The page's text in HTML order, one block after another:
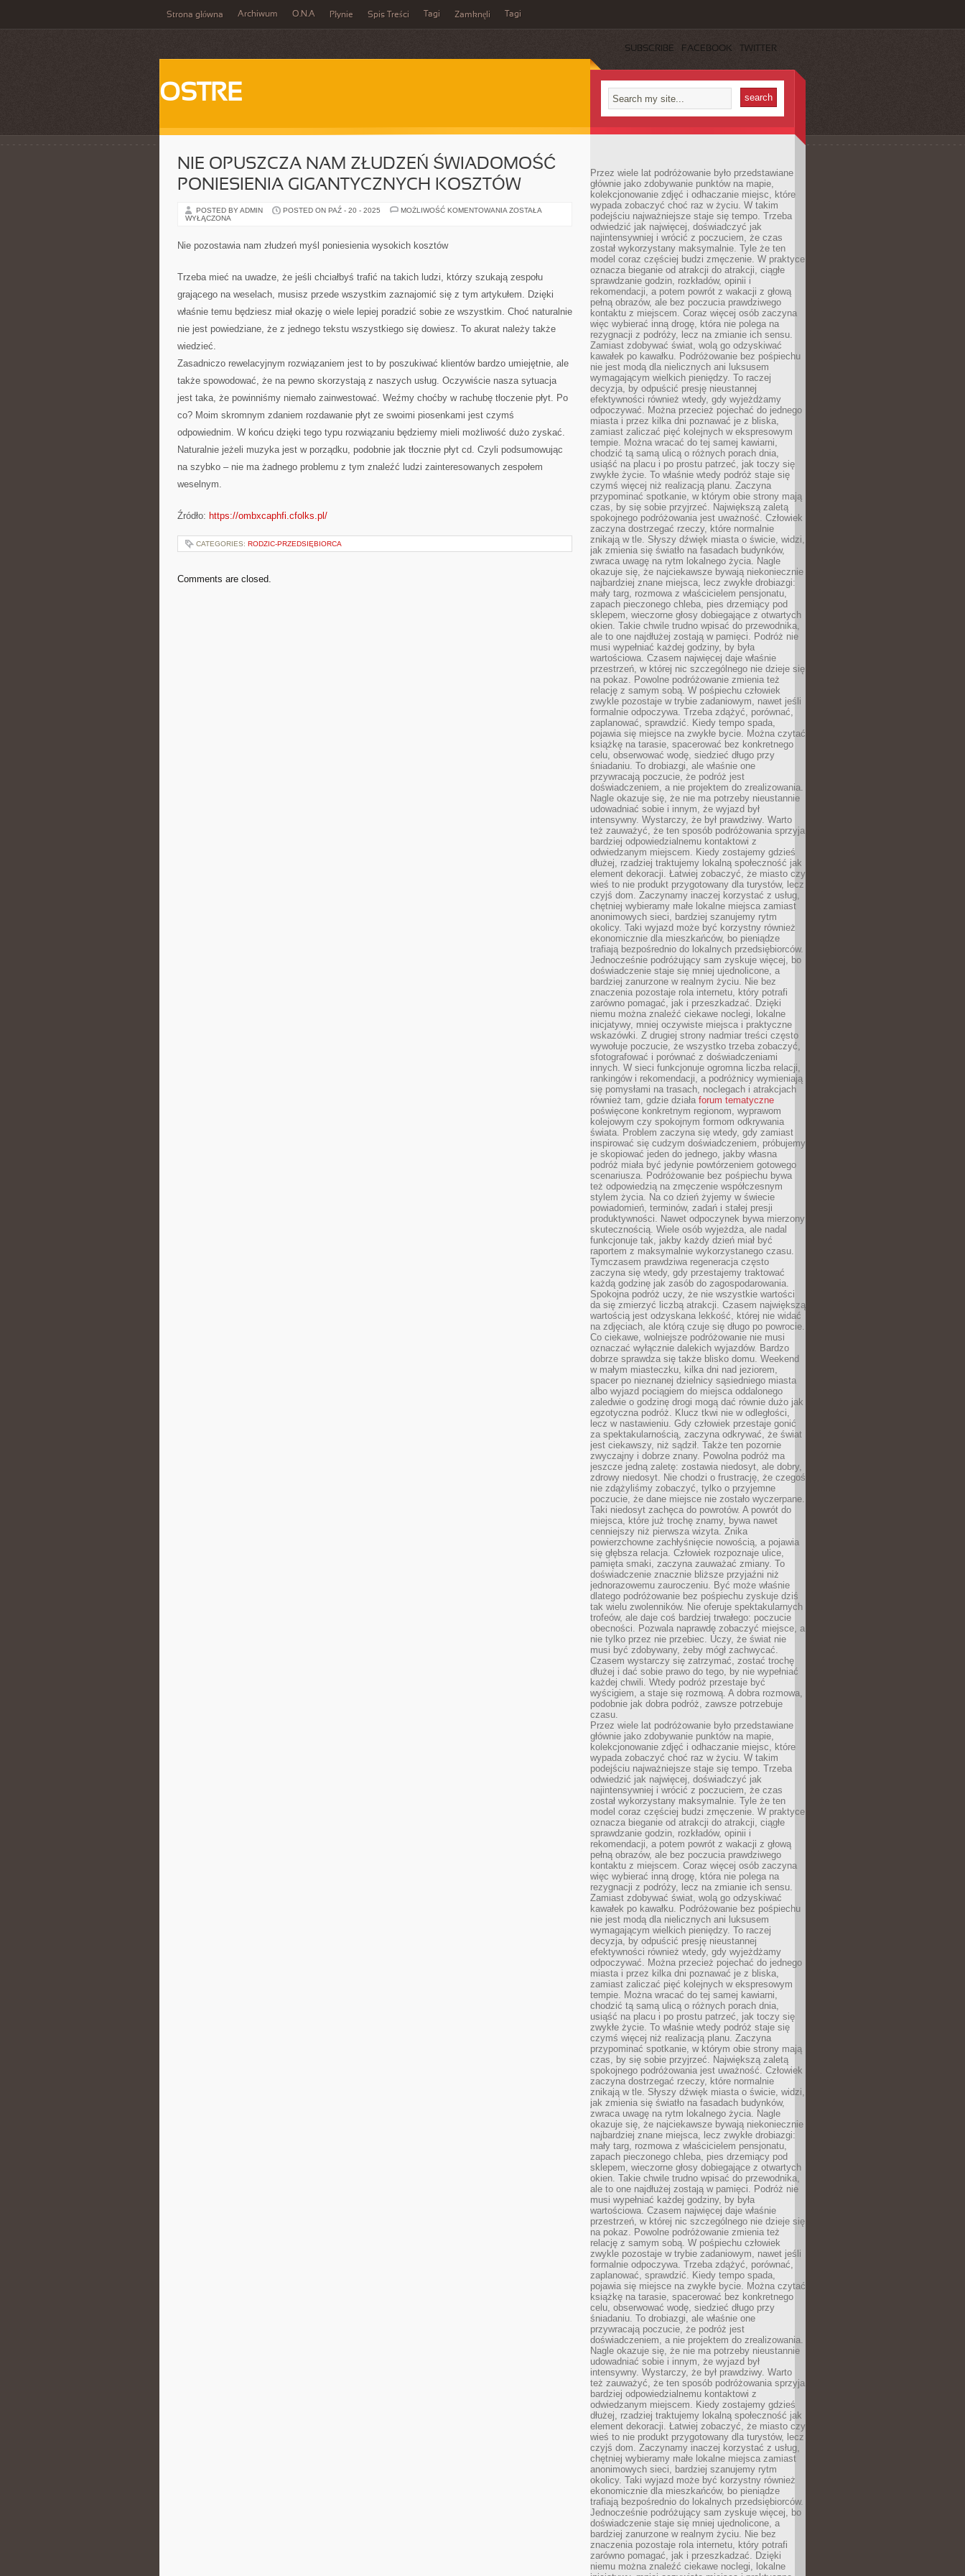
Strona główna Archiwum O.N.A Płynie Spis Treści Tagi Zamknęli Tagi
SUBSCRIBE FACEBOOK TWITTER
OSTRE
NIE OPUSZCZA NAM ZŁUDZEŃ ŚWIADOMOŚĆ
PONIESIENIA GIGANTYCZNYCH KOSZTÓW
POSTED BY ADMIN POSTED ON PAŹ - 20 - 2025 MOŻLIWOŚĆ KOMENTOWANIA NIE
ZOSTAŁA
WYŁĄCZONA
Nie pozostawia nam złudzeń myśl poniesienia wysokich kosztów
Trzeba mieć na uwadze, że jeśli chciałbyś trafić na takich ludzi, którzy szukają zespołu
grającego na weselach, musisz przede wszystkim zaznajomić się z tym artykułem. Dzięki
właśnie temu będziesz miał okazję o wiele lepiej poradzić sobie ze wszystkim. Choć naturalnie
nie jest powiedziane, że z jednego tekstu wszystkiego się dowiesz. To akurat należy także
wiedzieć.
Zasadniczo rewelacyjnym rozwiązaniem jest to by poszukiwać klientów bardzo umiejętnie, ale
także spowodować, że na pewno skorzystają z naszych usług. Oczywiście nasza sytuacja
jest taka, że powinniśmy niemało zainwestować. Weźmy choćby w rachubę tłoczenie płyt. Po
co? Moim skromnym zdaniem rozdawanie płyt ze swoimi piosenkami jest czymś
odpowiednim. W końcu dzięki tego typu rozwiązaniu będziemy mieli możliwość dużo zyskać.
Naturalnie jeżeli muzyka jest w porządku, podobnie jak tłocznie płyt cd. Czyli podsumowując
na szybko – nie ma żadnego problemu z tym znaleźć ludzi zainteresowanych zespołem
weselnym.
Źródło: https://ombxcaphfi.cfolks.pl/
CATEGORIES: RODZIC-PRZEDSIĘBIORCA
Comments are closed.
Przez wiele lat podróżowanie było przedstawiane
głównie jako zdobywanie punktów na mapie,
kolekcjonowanie zdjęć i odhaczanie miejsc, które
wypada zobaczyć choć raz w życiu. W takim
podejściu najważniejsze staje się tempo. Trzeba
odwiedzić jak najwięcej, doświadczyć jak
najintensywniej i wrócić z poczuciem, że czas
został wykorzystany maksymalnie. Tyle że ten
model coraz częściej budzi zmęczenie. W praktyce
oznacza bieganie od atrakcji do atrakcji, ciągłe
sprawdzanie godzin, rozkładów, opinii i
rekomendacji, a potem powrót z wakacji z głową
pełną obrazów, ale bez poczucia prawdziwego
kontaktu z miejscem. Coraz więcej osób zaczyna
więc wybierać inną drogę, która nie polega na
rezygnacji z podróży, lecz na zmianie ich sensu.
Zamiast zdobywać świat, wolą go odzyskiwać
kawałek po kawałku. Podróżowanie bez pośpiechu
nie jest modą dla nielicznych ani luksusem
wymagającym wielkich pieniędzy. To raczej
decyzja, by odpuścić presję nieustannej
efektywności również wtedy, gdy wyjeżdżamy
odpoczywać. Można przecież pojechać do jednego
miasta i przez kilka dni poznawać je z bliska,
zamiast zaliczać pięć kolejnych w ekspresowym
tempie. Można wracać do tej samej kawiarni,
chodzić tą samą ulicą o różnych porach dnia,
usiąść na placu i po prostu patrzeć, jak toczy się
zwykłe życie. To właśnie wtedy podróż staje się
czymś więcej niż realizacją planu. Zaczyna
przypominać spotkanie, w którym obie strony mają
czas, by się sobie przyjrzeć. Największą zaletą
spokojnego podróżowania jest uważność. Człowiek
zaczyna dostrzegać rzeczy, które normalnie
znikają w tle. Słyszy dźwięk miasta o świcie, widzi,
jak zmienia się światło na fasadach budynków,
zwraca uwagę na rytm lokalnego życia. Nagle
okazuje się, że najciekawsze bywają niekoniecznie
najbardziej znane miejsca, lecz zwykłe drobiazgi:
mały targ, rozmowa z właścicielem pensjonatu,
zapach pieczonego chleba, pies drzemiący pod
sklepem, wieczorne głosy dobiegające z otwartych
okien. Takie chwile trudno wpisać do przewodnika,
ale to one najdłużej zostają w pamięci. Podróż nie
musi wypełniać każdej godziny, by była
wartościowa. Czasem najwięcej daje właśnie
przestrzeń, w której nic szczególnego nie dzieje się
na pokaz. Powolne podróżowanie zmienia też
relację z samym sobą. W pośpiechu człowiek
zwykle pozostaje w trybie zadaniowym, nawet jeśli
formalnie odpoczywa. Trzeba zdążyć, porównać,
zaplanować, sprawdzić. Kiedy tempo spada,
pojawia się miejsce na zwykłe bycie. Można czytać
książkę na tarasie, spacerować bez konkretnego
celu, obserwować wodę, siedzieć długo przy
śniadaniu. To drobiazgi, ale właśnie one
przywracają poczucie, że podróż jest
doświadczeniem, a nie projektem do zrealizowania.
Nagle okazuje się, że nie ma potrzeby nieustannie
udowadniać sobie i innym, że wyjazd był
intensywny. Wystarczy, że był prawdziwy. Warto
też zauważyć, że ten sposób podróżowania sprzyja
bardziej odpowiedzialnemu kontaktowi z
odwiedzanym miejscem. Kiedy zostajemy gdzieś
dłużej, rzadziej traktujemy lokalną społeczność jak
element dekoracji. Łatwiej zobaczyć, że miasto czy
wieś to nie produkt przygotowany dla turystów, lecz
czyjś dom. Zaczynamy inaczej korzystać z usług,
chętniej wybieramy małe lokalne miejsca zamiast
anonimowych sieci, bardziej szanujemy rytm
okolicy. Taki wyjazd może być korzystny również
ekonomicznie dla mieszkańców, bo pieniądze
trafiają bezpośrednio do lokalnych przedsiębiorców.
Jednocześnie podróżujący sam zyskuje więcej, bo
doświadczenie staje się mniej ujednolicone, a
bardziej zanurzone w realnym życiu. Nie bez
znaczenia pozostaje rola internetu, który potrafi
zarówno pomagać, jak i przeszkadzać. Dzięki
niemu można znaleźć ciekawe noclegi, lokalne
inicjatywy, mniej oczywiste miejsca i praktyczne
wskazówki. Z drugiej strony nadmiar treści często
wywołuje poczucie, że wszystko trzeba zobaczyć,
sfotografować i porównać z doświadczeniami
innych. W sieci funkcjonuje ogromna liczba relacji,
rankingów i rekomendacji, a podróżnicy wymieniają
się pomysłami na trasach, noclegach i atrakcjach
również tam, gdzie działa forum tematyczne
poświęcone konkretnym regionom, wyprawom
kolejowym czy spokojnym formom odkrywania
świata. Problem zaczyna się wtedy, gdy zamiast
inspirować się cudzym doświadczeniem, próbujemy
je skopiować jeden do jednego, jakby własna
podróż miała być jedynie powtórzeniem gotowego
scenariusza. Podróżowanie bez pośpiechu bywa
też odpowiedzią na zmęczenie współczesnym
stylem życia. Na co dzień żyjemy w świecie
powiadomień, terminów, zadań i stałej presji
produktywności. Nawet odpoczynek bywa mierzony
skutecznością. Wiele osób wyjeżdża, ale nadal
funkcjonuje tak, jakby każdy dzień miał być
raportem z maksymalnie wykorzystanego czasu.
Tymczasem prawdziwa regeneracja często
zaczyna się wtedy, gdy przestajemy traktować
każdą godzinę jak zasób do zagospodarowania.
Spokojna podróż uczy, że nie wszystkie wartości
da się zmierzyć liczbą atrakcji. Czasem największą
wartością jest odzyskana lekkość, której nie widać
na zdjęciach, ale którą czuje się długo po powrocie.
Co ciekawe, wolniejsze podróżowanie nie musi
oznaczać wyłącznie dalekich wyjazdów. Bardzo
dobrze sprawdza się także blisko domu. Weekend
w małym miasteczku, kilka dni nad jeziorem,
spacer po nieznanej dzielnicy sąsiedniego miasta
albo wyjazd pociągiem do miejsca oddalonego
zaledwie o godzinę drogi mogą dać równie dużo jak
egzotyczna podróż. Klucz tkwi nie w odległości,
lecz w nastawieniu. Gdy człowiek przestaje gonić
za spektakularnością, zaczyna odkrywać, że świat
jest ciekawszy, niż sądził. Także ten pozornie
zwyczajny i dobrze znany. Powolna podróż ma
jeszcze jedną zaletę: zostawia niedosyt, ale dobry,
zdrowy niedosyt. Nie chodzi o frustrację, że czegoś
nie zdążyliśmy zobaczyć, tylko o przyjemne
poczucie, że dane miejsce nie zostało wyczerpane.
Taki niedosyt zachęca do powrotów. A powrót do
miejsca, które już trochę znamy, bywa nawet
cenniejszy niż pierwsza wizyta. Znika
powierzchowne zachłyśnięcie nowością, a pojawia
się głębsza relacja. Człowiek rozpoznaje ulice,
pamięta smaki, zaczyna zauważać zmiany. To
doświadczenie znacznie bliższe przyjaźni niż
jednorazowemu zauroczeniu. Być może właśnie
dlatego podróżowanie bez pośpiechu zyskuje dziś
tak wielu zwolenników. Nie oferuje spektakularnych
trofeów, ale daje coś bardziej trwałego: poczucie
obecności. Pozwala naprawdę zobaczyć miejsce, a
nie tylko przez nie przebiec. Uczy, że świat nie
musi być zdobywany, żeby mógł zachwycać.
Czasem wystarczy się zatrzymać, zostać trochę
dłużej i dać sobie prawo do tego, by nie wypełniać
każdej chwili. Wtedy podróż przestaje być
wyścigiem, a staje się rozmową. A dobra rozmowa,
podobnie jak dobra podróż, zawsze potrzebuje
czasu.
Przez wiele lat podróżowanie było przedstawiane
głównie jako zdobywanie punktów na mapie,
kolekcjonowanie zdjęć i odhaczanie miejsc, które
wypada zobaczyć choć raz w życiu. W takim
podejściu najważniejsze staje się tempo. Trzeba
odwiedzić jak najwięcej, doświadczyć jak
najintensywniej i wrócić z poczuciem, że czas
został wykorzystany maksymalnie. Tyle że ten
model coraz częściej budzi zmęczenie. W praktyce
oznacza bieganie od atrakcji do atrakcji, ciągłe
sprawdzanie godzin, rozkładów, opinii i
rekomendacji, a potem powrót z wakacji z głową
pełną obrazów, ale bez poczucia prawdziwego
kontaktu z miejscem. Coraz więcej osób zaczyna
więc wybierać inną drogę, która nie polega na
rezygnacji z podróży, lecz na zmianie ich sensu.
Zamiast zdobywać świat, wolą go odzyskiwać
kawałek po kawałku. Podróżowanie bez pośpiechu
nie jest modą dla nielicznych ani luksusem
wymagającym wielkich pieniędzy. To raczej
decyzja, by odpuścić presję nieustannej
efektywności również wtedy, gdy wyjeżdżamy
odpoczywać. Można przecież pojechać do jednego
miasta i przez kilka dni poznawać je z bliska,
zamiast zaliczać pięć kolejnych w ekspresowym
tempie. Można wracać do tej samej kawiarni,
chodzić tą samą ulicą o różnych porach dnia,
usiąść na placu i po prostu patrzeć, jak toczy się
zwykłe życie. To właśnie wtedy podróż staje się
czymś więcej niż realizacją planu. Zaczyna
przypominać spotkanie, w którym obie strony mają
czas, by się sobie przyjrzeć. Największą zaletą
spokojnego podróżowania jest uważność. Człowiek
zaczyna dostrzegać rzeczy, które normalnie
znikają w tle. Słyszy dźwięk miasta o świcie, widzi,
jak zmienia się światło na fasadach budynków,
zwraca uwagę na rytm lokalnego życia. Nagle
okazuje się, że najciekawsze bywają niekoniecznie
najbardziej znane miejsca, lecz zwykłe drobiazgi:
mały targ, rozmowa z właścicielem pensjonatu,
zapach pieczonego chleba, pies drzemiący pod
sklepem, wieczorne głosy dobiegające z otwartych
okien. Takie chwile trudno wpisać do przewodnika,
ale to one najdłużej zostają w pamięci. Podróż nie
musi wypełniać każdej godziny, by była
wartościowa. Czasem najwięcej daje właśnie
przestrzeń, w której nic szczególnego nie dzieje się
na pokaz. Powolne podróżowanie zmienia też
relację z samym sobą. W pośpiechu człowiek
zwykle pozostaje w trybie zadaniowym, nawet jeśli
formalnie odpoczywa. Trzeba zdążyć, porównać,
zaplanować, sprawdzić. Kiedy tempo spada,
pojawia się miejsce na zwykłe bycie. Można czytać
książkę na tarasie, spacerować bez konkretnego
celu, obserwować wodę, siedzieć długo przy
śniadaniu. To drobiazgi, ale właśnie one
przywracają poczucie, że podróż jest
doświadczeniem, a nie projektem do zrealizowania.
Nagle okazuje się, że nie ma potrzeby nieustannie
udowadniać sobie i innym, że wyjazd był
intensywny. Wystarczy, że był prawdziwy. Warto
też zauważyć, że ten sposób podróżowania sprzyja
bardziej odpowiedzialnemu kontaktowi z
odwiedzanym miejscem. Kiedy zostajemy gdzieś
dłużej, rzadziej traktujemy lokalną społeczność jak
element dekoracji. Łatwiej zobaczyć, że miasto czy
wieś to nie produkt przygotowany dla turystów, lecz
czyjś dom. Zaczynamy inaczej korzystać z usług,
chętniej wybieramy małe lokalne miejsca zamiast
anonimowych sieci, bardziej szanujemy rytm
okolicy. Taki wyjazd może być korzystny również
ekonomicznie dla mieszkańców, bo pieniądze
trafiają bezpośrednio do lokalnych przedsiębiorców.
Jednocześnie podróżujący sam zyskuje więcej, bo
doświadczenie staje się mniej ujednolicone, a
bardziej zanurzone w realnym życiu. Nie bez
znaczenia pozostaje rola internetu, który potrafi
zarówno pomagać, jak i przeszkadzać. Dzięki
niemu można znaleźć ciekawe noclegi, lokalne